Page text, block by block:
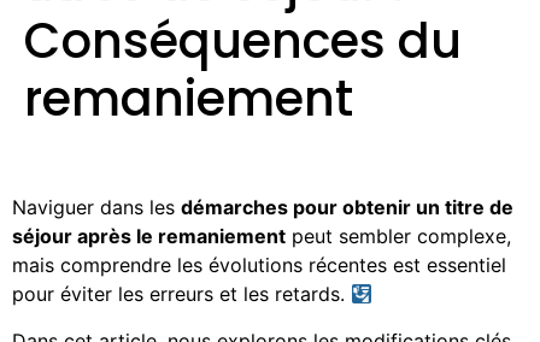
Conséquences du
remaniement
Naviguer dans les démarches pour obtenir un titre de
séjour après le remaniement peut sembler complexe,
mais comprendre les évolutions récentes est essentiel
pour éviter les erreurs et les retards.